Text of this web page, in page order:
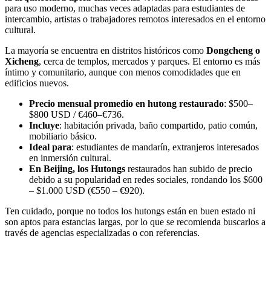
para uso moderno, muchas veces adaptadas para estudiantes de
intercambio, artistas o trabajadores remotos interesados en el entorno
cultural.
La mayoría se encuentra en distritos históricos como Dongcheng o
Xicheng, cerca de templos, mercados y parques. El entorno es más
íntimo y comunitario, aunque con menos comodidades que en
edificios nuevos.
Precio mensual promedio en hutong restaurado: $500–
$800 USD / €460–€736.
Incluye: habitación privada, baño compartido, patio común,
mobiliario básico.
Ideal para: estudiantes de mandarín, extranjeros interesados
en inmersión cultural.
En Beijing, los Hutongs restaurados han subido de precio
debido a su popularidad en redes sociales, rondando los $600
– $1.000 USD (€550 – €920).
Ten cuidado, porque no todos los hutongs están en buen estado ni
son aptos para estancias largas, por lo que se recomienda buscarlos a
través de agencias especializadas o con referencias.